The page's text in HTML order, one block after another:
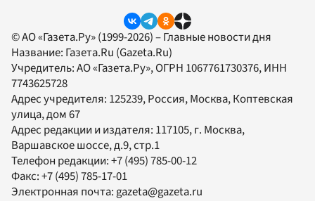
© АО «Газета.Ру» (1999-2026) – Главные новости дня
Название: Газета.Ru (Gazeta.Ru)
Учредитель:АО «Газета.Ру», ОГРН 1067761730376, ИНН
7743625728
Адрес учредителя: 125239, Россия, Москва, Коптевская
улица, дом 67
Адрес редакции и издателя: 117105, г. Москва,
Варшавское шоссе, д.9, стр.1
Телефон редакции:+7 (495) 785-00-12
Факс:+7 (495) 785-17-01
Электронная почта: gazeta@gazeta.ru